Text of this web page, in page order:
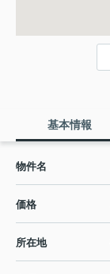
基本情報
物件名
価格
所在地